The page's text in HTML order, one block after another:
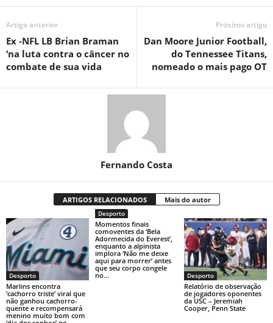
Artigo anterior
Ex -NFL LB Brian Braman
‘na luta contra o câncer no
combate de sua vida
Próximo artigo
Dan Moore Junior Football,
do Tennessee Titans,
nomeado o mais pago OT
Fernando Costa
ARTIGOS RELACIONADOS Mais do autor
Desporto
Marlins encontra
‘cachorro triste’ viral que
não ganhou cachorro-
quente e recompensará
menino muito bom com
Desporto
Momentos finais
comoventes da ‘Bela
Adormecida do Everest’,
enquanto a alpinista
implora ‘Não me deixe
aqui para morrer’ antes
que seu corpo congele
no...
Desporto
Relatório de observação
de jogadores oponentes
da USC – Jeremiah
Cooper, Penn State